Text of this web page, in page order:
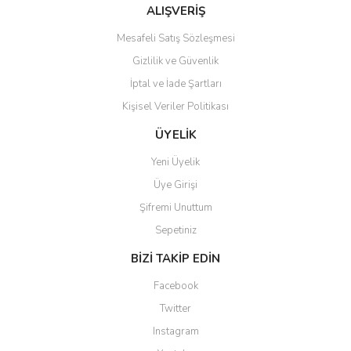
Bu ürüne benzer farklı alternatifler olmalı.
Gönder
ALIŞVERİŞ
Mesafeli Satış Sözleşmesi
Gizlilik ve Güvenlik
İptal ve İade Şartları
Kişisel Veriler Politikası
ÜYELİK
Yeni Üyelik
Üye Girişi
Şifremi Unuttum
Sepetiniz
BİZİ TAKİP EDİN
Facebook
Twitter
Instagram